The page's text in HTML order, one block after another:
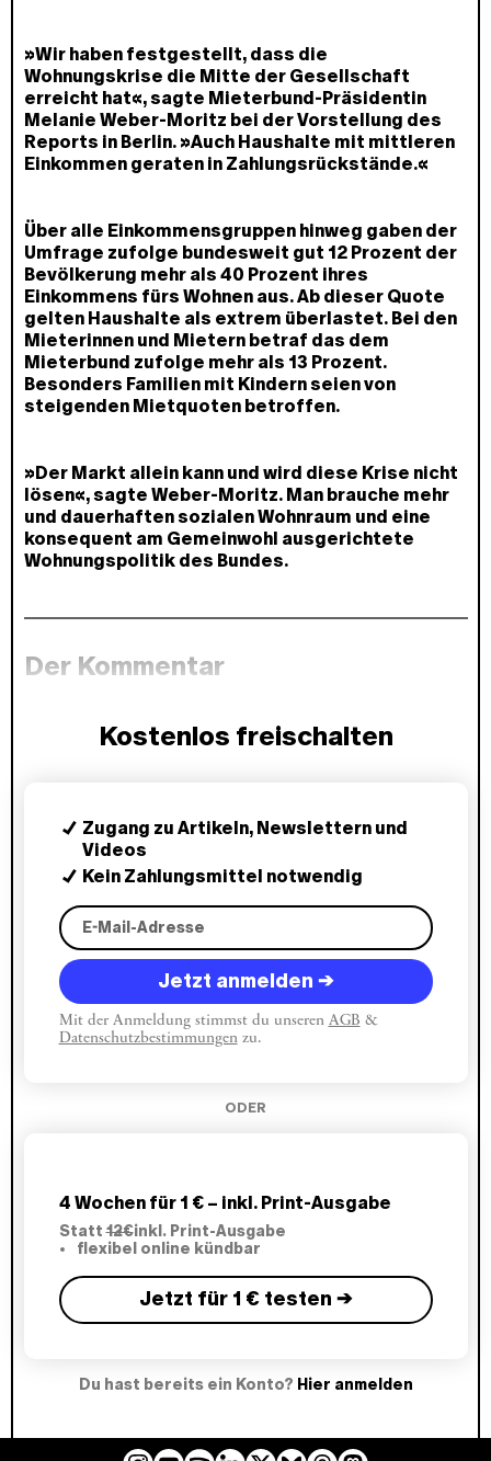
»Wir haben festgestellt, dass die
Wohnungskrise die Mitte der Gesellschaft
erreicht hat«, sagte Mieterbund-Präsidentin
Melanie Weber-Moritz bei der Vorstellung des
Reports in Berlin. »Auch Haushalte mit mittleren
Einkommen geraten in Zahlungsrückstände.«
Über alle Einkommensgruppen hinweg gaben der
Umfrage zufolge bundesweit gut 12 Prozent der
Bevölkerung mehr als 40 Prozent ihres
Einkommens fürs Wohnen aus. Ab dieser Quote
gelten Haushalte als extrem überlastet. Bei den
Mieterinnen und Mietern betraf das dem
Mieterbund zufolge mehr als 13 Prozent.
Besonders Familien mit Kindern seien von
steigenden Mietquoten betroffen.
»Der Markt allein kann und wird diese Krise nicht
lösen«, sagte Weber-Moritz. Man brauche mehr
und dauerhaften sozialen Wohnraum und eine
konsequent am Gemeinwohl ausgerichtete
Wohnungspolitik des Bundes.
Der Kommentar
Kostenlos freischalten
Zugang zu Artikeln, Newslettern und
Videos
Kein Zahlungsmittel notwendig
Jetzt anmelden →
Mit der Anmeldung stimmst du unseren AGB &
Datenschutzbestimmungenzu.
ODER
4 Wochen für 1 € – inkl. Print-Ausgabe
Statt12€inkl. Print-Ausgabe
flexibel online kündbar
Jetzt für 1 € testen →
Du hast bereits ein Konto? Hier anmelden